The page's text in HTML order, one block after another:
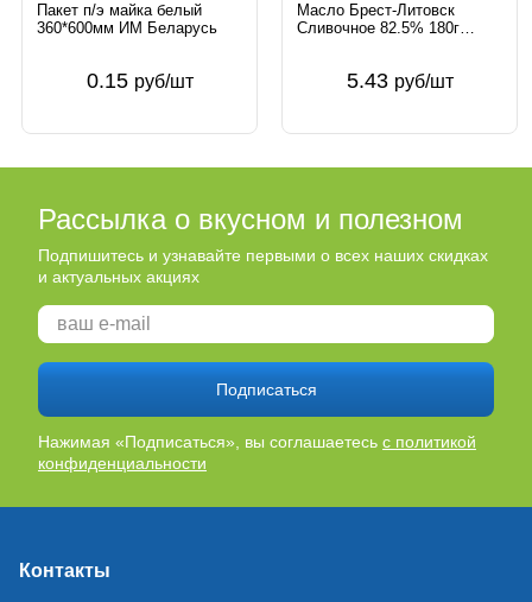
Пакет п/э майка белый
360*600мм ИМ Беларусь
0.15 руб/шт
Масло Брест-Литовск
Сливочное 82.5% 180г
5.43 руб/шт
Рассылка о вкусном и полезном
Подпишитесь и узнавайте первыми о всех наших скидках
и актуальных акциях
Подписаться
Нажимая «Подписаться», вы соглашаетесь с политикой
конфиденциальности
Контакты